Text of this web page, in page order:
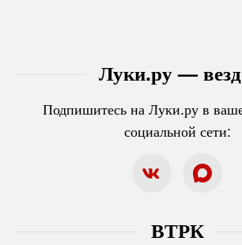
Луки.ру —
Подпишитесь на Луки.ру в
социальной сети:
ВТРК